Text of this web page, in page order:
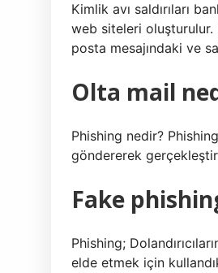
Kimlik avı saldırıları
web siteleri oluşturulur.
posta mesajındaki ve
Olta mail
Phishing nedir?
göndererek
Fake
Phishing;
elde etmek için